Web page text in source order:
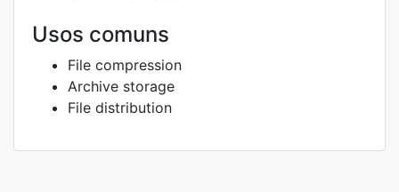
Usos comuns
File compression
Archive storage
File distribution